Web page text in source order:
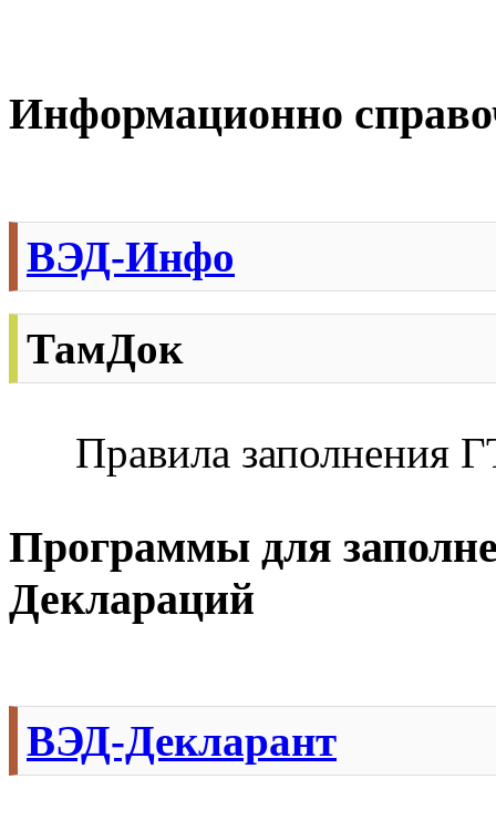
Информационно
ВЭД-Инфо
ТамДок
Правила заполнения
Программы для
Деклараций
ВЭД-Декларант